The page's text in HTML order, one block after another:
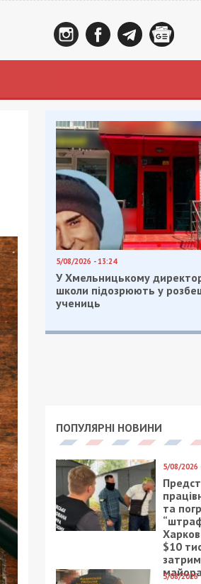
5/08/2026 - 13:24
У Хмельницькому
школи підозрюють у
учениць
ПОПУЛЯРНІ НОВИНИ
5/08/2026
та
$10
5/08/2026